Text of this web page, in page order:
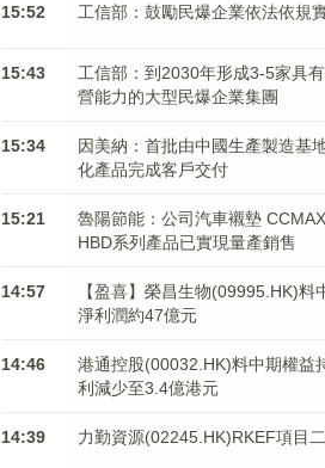
15:52 工信部：鼓勵民爆企業依法依規
15:43
工信部：到2030年形成3-5家具
營能力的大型民爆企業集團
15:34
因美納：首批由中國生產製造基
化產品完成客戶交付
15:21
魯陽節能：公司汽車襯墊 CCMAX
HBD系列產品已實現量產銷售
14:57
【盈喜】榮昌生物(09995.HK)料
淨利潤約47億元
14:46
港通控股(00032.HK)料中期權益
利減少至3.4億港元
14:39 力勤資源(02245.HK)RKEF項目